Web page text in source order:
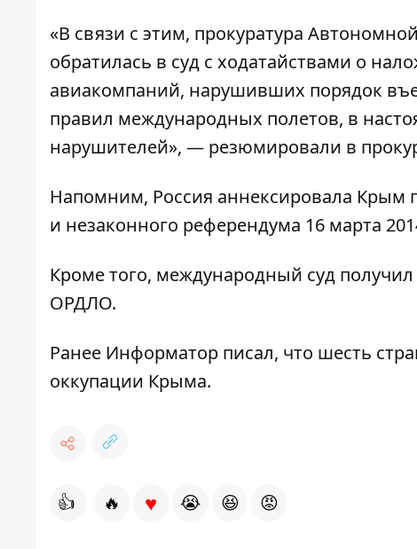
«В связи с этим, прокуратура
обратилась в суд с ходатайствами о
авиакомпаний, нарушивших порядок
правил международных полетов, в
нарушителей», — резюмировали в
Напомним, Россия аннексировала Крым
и незаконного референдума 16 марта
Кроме того, международный суд
ОРДЛО.
Ранее Информатор писал, что шесть
оккупации Крыма.
👍 🔥 ♥ 😭 😆 😡